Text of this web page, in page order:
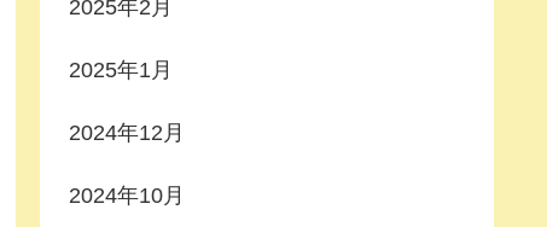
2025年2月
2025年1月
2024年12月
2024年10月